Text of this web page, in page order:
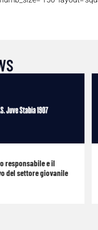
responsabile e il
del settore giovanile